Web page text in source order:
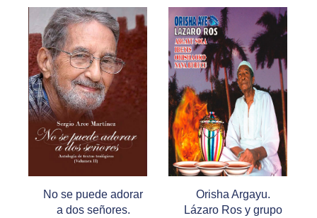
No se puede adorar
a dos señores.
Orisha Argayu.
Lázaro Ros y grupo